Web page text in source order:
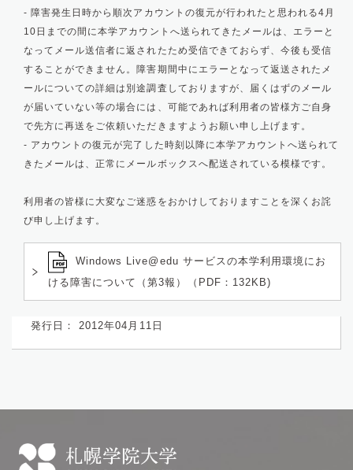
- 障害発生日時から順次アカウントの復元が行われたと思われる4月
10日までの間に本学アカウントへ送られてきたメールは、エラーと
なってメール送信者に返されたため受信できておらず、今後も受信
することができません。障害期間中にエラーとなって返送されたメ
ールについての詳細は別途調査しておりますが、届くはずのメール
が届いていない等の場合には、可能であれば利用者の皆様方ご自身
で先方に再送をご依頼いただきますようお願い申し上げます。
- アカウントの復元が完了した時刻以降に本学アカウントへ送られて
きたメールは、正常にメールボックスへ配送されている模様です。
利用者の皆様に大変なご迷惑をおかけしておりますことを深くお詫
び申し上げます。
Windows Live@edu サービスの本学利用環境にお
ける障害について（第3報）（PDF：132KB)
発行日： 2012年04月11日